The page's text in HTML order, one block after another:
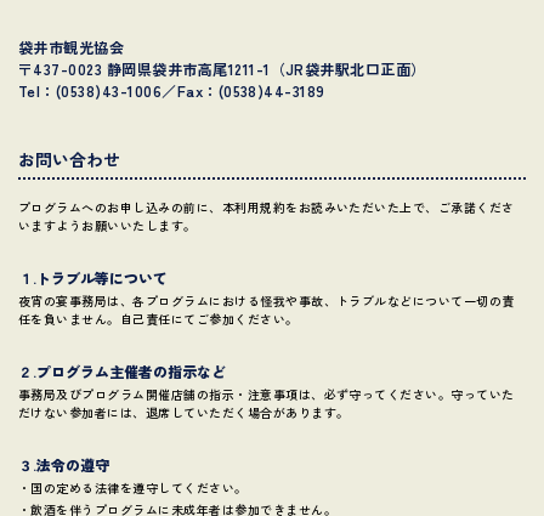
袋井市観光協会
〒437-0023 静岡県袋井市高尾1211-1（JR袋井駅北口正面）
Tel：(0538)43-1006／Fax：(0538)44-3189
お問い合わせ
プログラムへのお申し込みの前に、本利用規約をお読みいただいた上で、ご承諾くださ
いますようお願いいたします。
１.トラブル等について
夜宵の宴事務局は、各プログラムにおける怪我や事故、トラブルなどについて一切の責
任を負いません。自己責任にてご参加ください。
２.プログラム主催者の指示など
事務局及びプログラム開催店舗の指示・注意事項は、必ず守ってください。守っていた
だけない参加者には、退席していただく場合があります。
３.法令の遵守
・国の定める法律を遵守してください。
・飲酒を伴うプログラムに未成年者は参加できません。